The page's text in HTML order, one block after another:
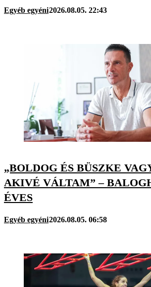
Egyéb egyéni2026.08.05. 22:43
„BOLDOG ÉS BÜSZKE
AKIVÉ VÁLTAM” –
ÉVES
Egyéb egyéni2026.08.05. 06:58